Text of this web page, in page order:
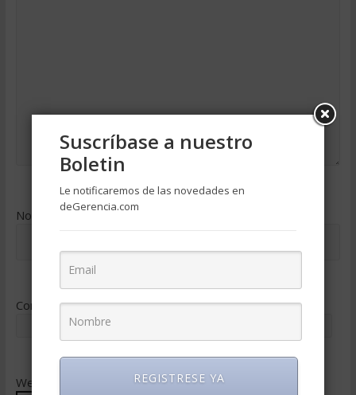
Nombre*
Correo electrónico*
Web
Suscríbase a nuestro
Boletin
Le notificaremos de las novedades en
deGerencia.com
REGISTRESE YA